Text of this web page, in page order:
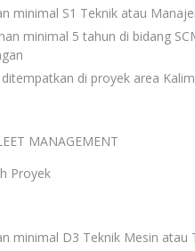
minimal S1 Teknik atau
minimal 5 tahun di bidang
ditempatkan di proyek area
MANAGEMENT
Proyek
minimal D3 Teknik Mesin atau